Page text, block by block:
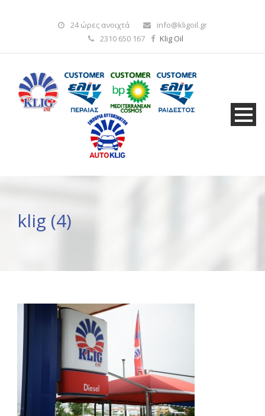
24 ώρες ανοιχτά
info@kligoil.gr
2310 650 167
Klig Oil
klig (4)